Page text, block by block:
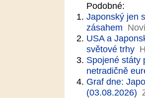
Podobné:
Japonský jen
zásahem
USA a
světové trhy
Spojené státy
netradičně
Graf dne:
(03.08.2026)